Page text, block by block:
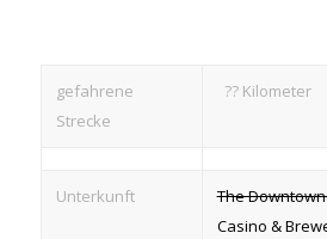
gefahrene
Strecke
?? Kilometer
Unterkunft The
Casino &